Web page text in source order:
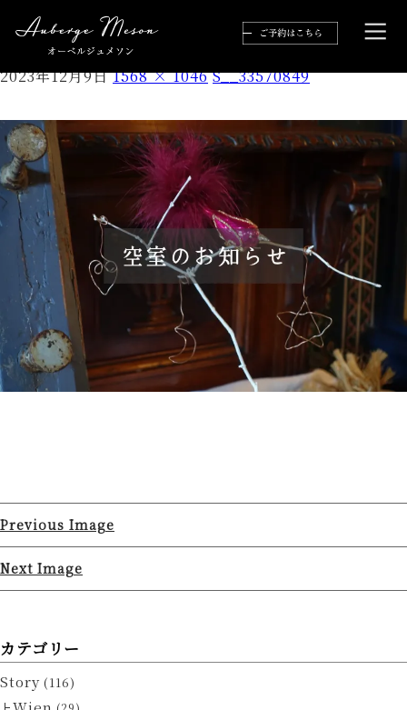
S__33570849
2023年12月9日 1568 × 1046 S__33570849
Previous Image
Next Image
カテゴリー
Story (116)